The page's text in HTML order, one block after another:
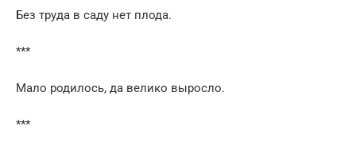
Без труда в саду нет плода.
***
Мало родилось, да велико выросло.
***